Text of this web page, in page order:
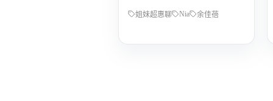
找回人生主導權的那段
姐妹超惠聊 Nia 余佳蓓